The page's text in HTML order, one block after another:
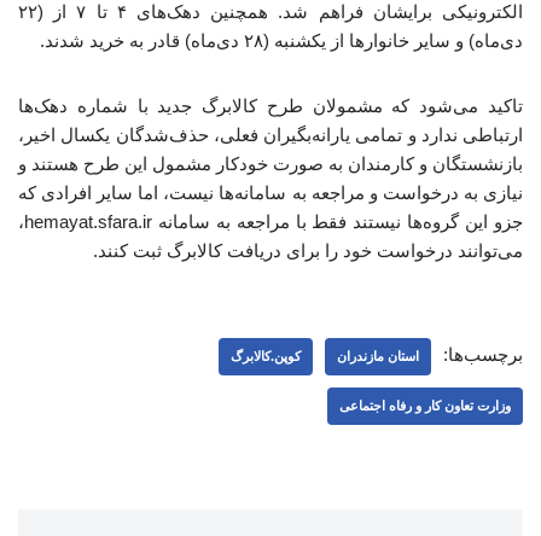
الکترونیکی برایشان فراهم شد. همچنین دهک‌های ۴ تا ۷ از (۲۲
دی‌ماه) و سایر خانوارها از یکشنبه (۲۸ دی‌ماه) قادر به خرید شدند.
تاکید می‌شود که مشمولان طرح کالابرگ جدید با شماره دهک‌ها
ارتباطی ندارد و تمامی یارانه‌بگیران فعلی، حذف‌شدگان یکسال اخیر،
بازنشستگان و کارمندان به صورت خودکار مشمول این طرح هستند و
نیازی به درخواست و مراجعه به سامانه‌ها نیست، اما سایر افرادی که
جزو این گروه‌ها نیستند فقط با مراجعه به سامانه hemayat.sfara.ir،
می‌توانند درخواست خود را برای دریافت کالابرگ ثبت کنند.
برچسب‌ها: استان مازندران کوپن.کالابرگ
وزارت تعاون کار و رفاه اجتماعی